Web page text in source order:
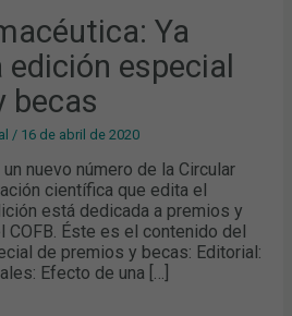
Ya
especial
becas
/ 16 de abril de 2020
nuevo número de la Circular
científica que edita el
está dedicada a premios y
Éste es el contenido del
de premios y becas: Editorial:
Efecto de una […]